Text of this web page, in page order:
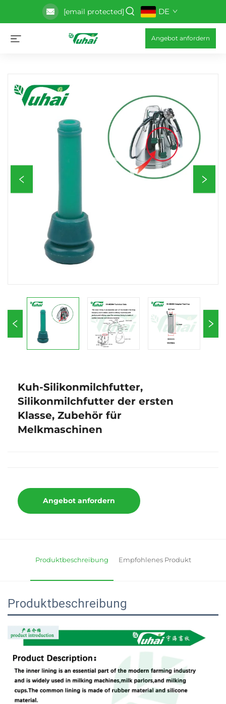
[email protected] DE
Angebot anfordern
Kuh-Silikonmilchfutter,
Silikonmilchfutter der ersten
Klasse, Zubehör für
Melkmaschinen
Angebot anfordern
Produktbeschreibung Empfohlenes Produkt
Produktbeschreibung